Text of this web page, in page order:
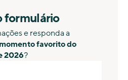
formulário
e responda a
favorito do
2026?